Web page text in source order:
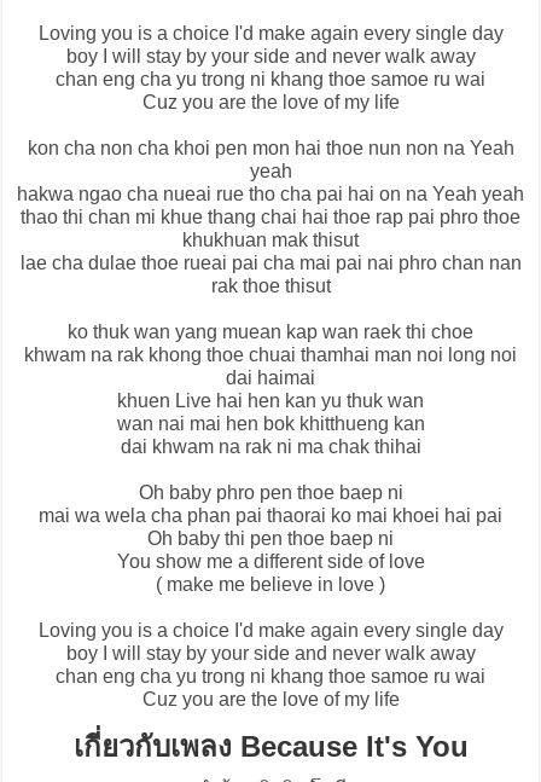
Loving you is a choice I'd make again every single day
boy I will stay by your side and never walk away
chan eng cha yu trong ni khang thoe samoe ru wai
Cuz you are the love of my life
kon cha non cha khoi pen mon hai thoe nun non na Yeah
yeah
hakwa ngao cha nueai rue tho cha pai hai on na Yeah yeah
thao thi chan mi khue thang chai hai thoe rap pai phro thoe
khukhuan mak thisut
lae cha dulae thoe rueai pai cha mai pai nai phro chan nan
rak thoe thisut
ko thuk wan yang muean kap wan raek thi choe
khwam na rak khong thoe chuai thamhai man noi long noi
dai haimai
khuen Live hai hen kan yu thuk wan
wan nai mai hen bok khitthueng kan
dai khwam na rak ni ma chak thihai
Oh baby phro pen thoe baep ni
mai wa wela cha phan pai thaorai ko mai khoei hai pai
Oh baby thi pen thoe baep ni
You show me a different side of love
( make me believe in love )
Loving you is a choice I'd make again every single day
boy I will stay by your side and never walk away
chan eng cha yu trong ni khang thoe samoe ru wai
Cuz you are the love of my life
เกี่ยวกับเพลง Because It's You